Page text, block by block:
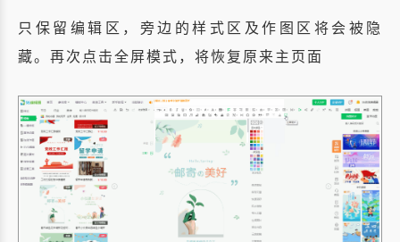
只保留编辑区，旁边的样式区及作图区将会被隐
藏。再次点击全屏模式，将恢复原来主页面